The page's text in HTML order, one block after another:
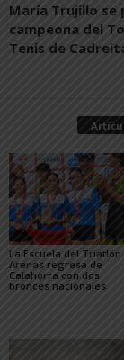
María Trujillo se
campeona del
Tenis de
La Escuela del Triatlón
Arenas regresa de
Calahorra con dos
bronces nacionales